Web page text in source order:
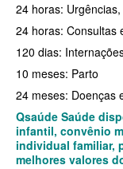
UNIMED CENTRAL
ÚNICA PLANO DE
KIPP PLANO DE
MED TOUR PLANO
PLENA PLANO DE
QSAUDE PLANO
SANTA HELENA
24 horas:
24 horas: Consultas
120 dias:
10 meses: Parto
24 meses: Doenças
Qsaúde Saúde
infantil, convênio
individual familiar,
melhores valores